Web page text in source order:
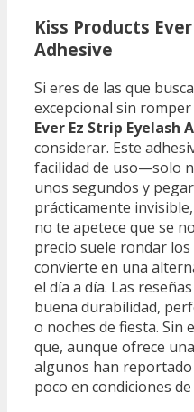
Kiss Products
Adhesive
Si eres de las que
excepcional sin romper
Ever Ez Strip Eyelash
considerar. Este
facilidad de uso—solo
unos segundos y
prácticamente
no te apetece que se
precio suele rondar
convierte en una
el día a día. Las
buena durabilidad,
o noches de fiesta. Sin
que, aunque ofrece
algunos han
poco en condiciones